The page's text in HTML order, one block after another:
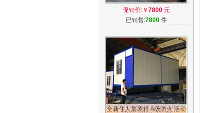
安亭门卫岗亭收费岗亭房值班
物业岗亭
促销价:￥ 7800 元
已销售:7800 件
全新住人集装箱 A级防火 活动